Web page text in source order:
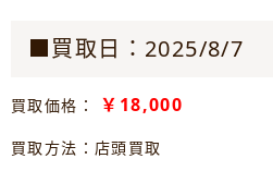
■買取日：2025/8/7
買取価格： ￥18,000
買取方法：店頭買取